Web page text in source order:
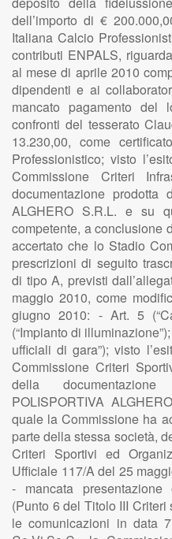
dell’importo di €
Italiana Calcio
contributi ENPALS,
al mese di aprile 2010
dipendenti e ai
mancato pagamento del
confronti del tesserato
13.230,00, come
Professionistico; visto
Commissione Criteri
documentazione prodotta
ALGHERO S.R.L. e su
competente, a conclusione
accertato che lo Stadio
prescrizioni di seguito
di tipo A, previsti
maggio 2010, come
giugno 2010: - Art. 5
(“Impianto di
ufficiali di gara”); visto
Commissione Criteri
della
POLISPORTIVA
quale la Commissione ha
parte della stessa società,
Criteri Sportivi ed
Ufficiale 117/A del 25
- mancata presentazione
(Punto 6 del Titolo III
le comunicazioni in data